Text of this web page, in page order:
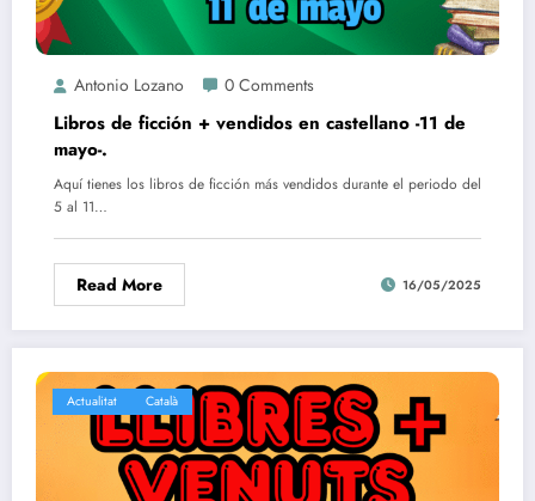
Antonio Lozano 0 Comments
Libros de ficción + vendidos en castellano -11 de
mayo-.
Aquí tienes los libros de ficción más vendidos durante el periodo del
5 al 11…
Read More 16/05/2025
Actualitat Català